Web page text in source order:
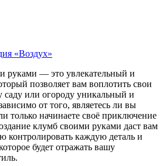
«Воздух»
руками — это увлекательный и
позволяет вам воплотить свои
саду или огороду уникальный и
от того, являетесь ли вы
только начинаете своё приключение
клумб своими руками даст вам
контролировать каждую деталь и
будет отражать вашу